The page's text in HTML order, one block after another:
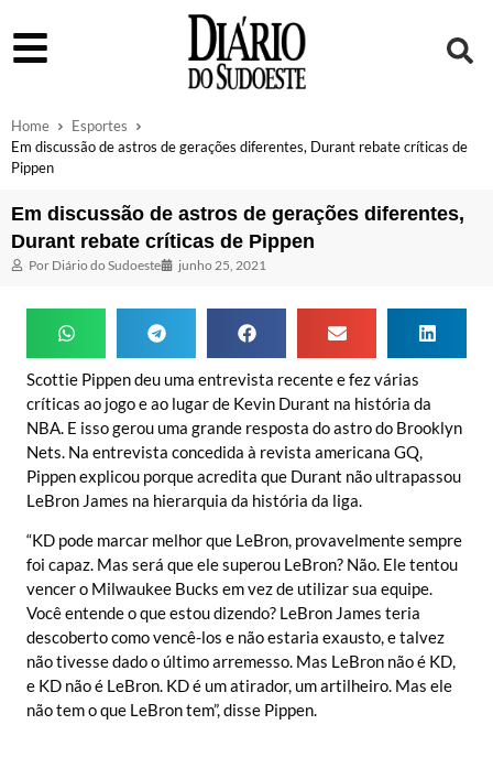
Home
Esportes
Em discussão de astros de gerações diferentes, Durant rebate críticas de
Pippen
Em discussão de astros de gerações diferentes,
Durant rebate críticas de Pippen
Por Diário do Sudoeste junho 25, 2021
Scottie Pippen deu uma entrevista recente e fez várias
críticas ao jogo e ao lugar de Kevin Durant na história da
NBA. E isso gerou uma grande resposta do astro do Brooklyn
Nets. Na entrevista concedida à revista americana GQ,
Pippen explicou porque acredita que Durant não ultrapassou
LeBron James na hierarquia da história da liga.
“KD pode marcar melhor que LeBron, provavelmente sempre
foi capaz. Mas será que ele superou LeBron? Não. Ele tentou
vencer o Milwaukee Bucks em vez de utilizar sua equipe.
Você entende o que estou dizendo? LeBron James teria
descoberto como vencê-los e não estaria exausto, e talvez
não tivesse dado o último arremesso. Mas LeBron não é KD,
e KD não é LeBron. KD é um atirador, um artilheiro. Mas ele
não tem o que LeBron tem”, disse Pippen.